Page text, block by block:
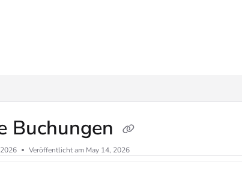
Buchungen
Veröffentlicht am May 14, 2026